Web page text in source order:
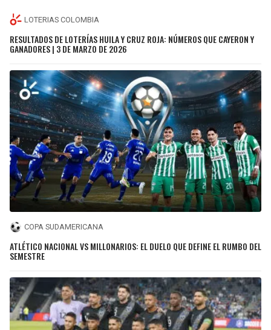
LOTERIAS COLOMBIA
RESULTADOS DE LOTERÍAS HUILA Y CRUZ ROJA: NÚMEROS QUE CAYERON Y
GANADORES | 3 DE MARZO DE 2026
COPA SUDAMERICANA
ATLÉTICO NACIONAL VS MILLONARIOS: EL DUELO QUE DEFINE EL RUMBO DEL
SEMESTRE